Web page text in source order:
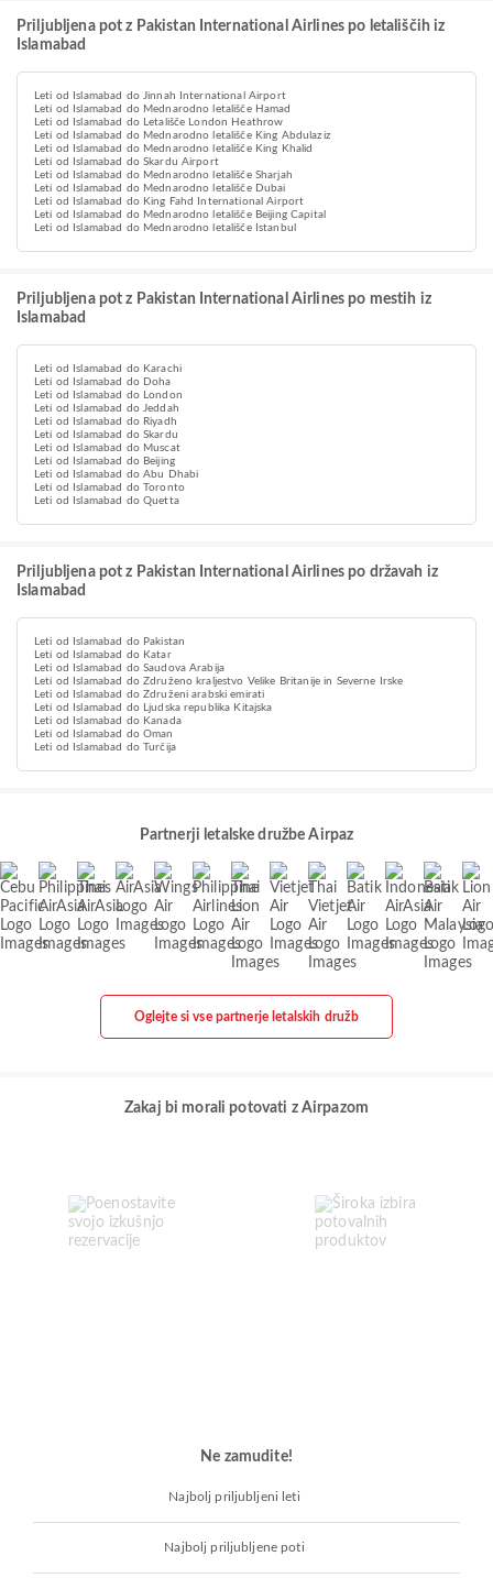
Priljubljena pot z Pakistan International Airlines po letališčih iz
Islamabad
Leti od Islamabad do Jinnah International Airport
Leti od Islamabad do Mednarodno letališče Hamad
Leti od Islamabad do Letališče London Heathrow
Leti od Islamabad do Mednarodno letališče King Abdulaziz
Leti od Islamabad do Mednarodno letališče King Khalid
Leti od Islamabad do Skardu Airport
Leti od Islamabad do Mednarodno letališče Sharjah
Leti od Islamabad do Mednarodno letališče Dubai
Leti od Islamabad do King Fahd International Airport
Leti od Islamabad do Mednarodno letališče Beijing Capital
Leti od Islamabad do Mednarodno letališče Istanbul
Priljubljena pot z Pakistan International Airlines po mestih iz
Islamabad
Leti od Islamabad do Karachi
Leti od Islamabad do Doha
Leti od Islamabad do London
Leti od Islamabad do Jeddah
Leti od Islamabad do Riyadh
Leti od Islamabad do Skardu
Leti od Islamabad do Muscat
Leti od Islamabad do Beijing
Leti od Islamabad do Abu Dhabi
Leti od Islamabad do Toronto
Leti od Islamabad do Quetta
Priljubljena pot z Pakistan International Airlines po državah iz
Islamabad
Leti od Islamabad do Pakistan
Leti od Islamabad do Katar
Leti od Islamabad do Saudova Arabija
Leti od Islamabad do Združeno kraljestvo Velike Britanije in Severne Irske
Leti od Islamabad do Združeni arabski emirati
Leti od Islamabad do Ljudska republika Kitajska
Leti od Islamabad do Kanada
Leti od Islamabad do Oman
Leti od Islamabad do Turčija
Partnerji letalske družbe Airpaz
Oglejte si vse partnerje letalskih družb
Zakaj bi morali potovati z Airpazom
Ne zamudite!
Najbolj priljubljeni leti
Najbolj priljubljene poti